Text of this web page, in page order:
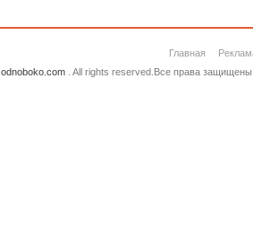
Главная
odnoboko.com. All rights reserved.Все права защищены.